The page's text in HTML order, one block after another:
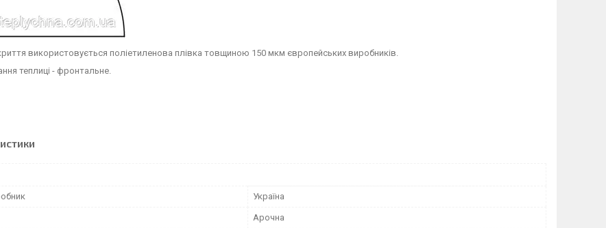
використовується поліетиленова плівка товщиною 150 мкм європейських виробників.
теплиці - фронтальне.
Україна
Арочна